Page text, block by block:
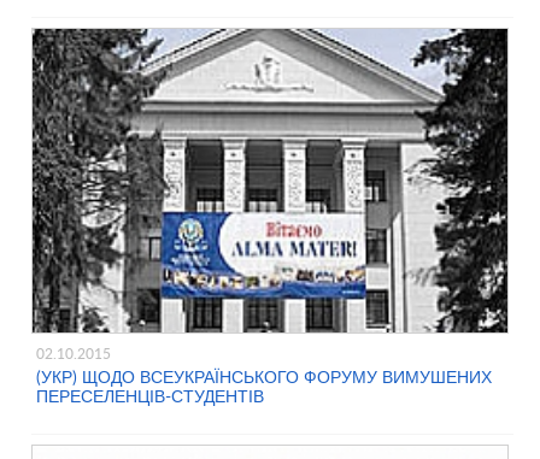
02.10.2015
(УКР) ЩОДО ВСЕУКРАЇНСЬКОГО ФОРУМУ ВИМУШЕНИХ
ПЕРЕСЕЛЕНЦІВ-СТУДЕНТІВ